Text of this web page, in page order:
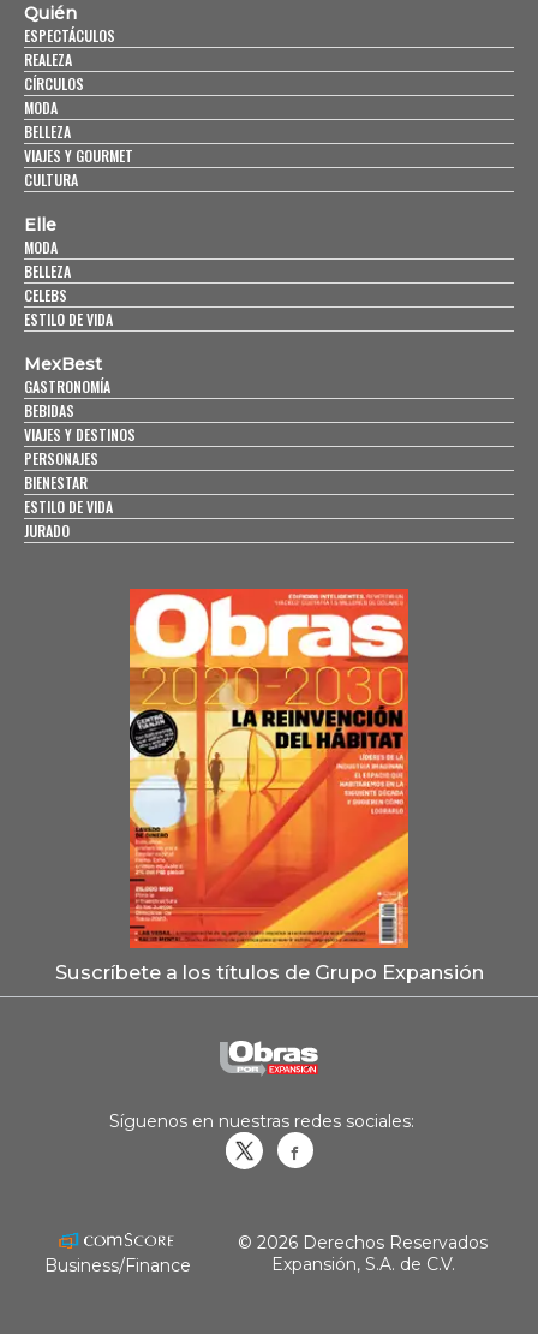
Quién
ESPECTÁCULOS
REALEZA
CÍRCULOS
MODA
BELLEZA
VIAJES Y GOURMET
CULTURA
Elle
MODA
BELLEZA
CELEBS
ESTILO DE VIDA
MexBest
GASTRONOMÍA
BEBIDAS
VIAJES Y DESTINOS
PERSONAJES
BIENESTAR
ESTILO DE VIDA
JURADO
Suscríbete a los títulos de Grupo Expansión
Síguenos en nuestras redes sociales:
Business/Finance
© 2026 Derechos Reservados
Expansión, S.A. de C.V.